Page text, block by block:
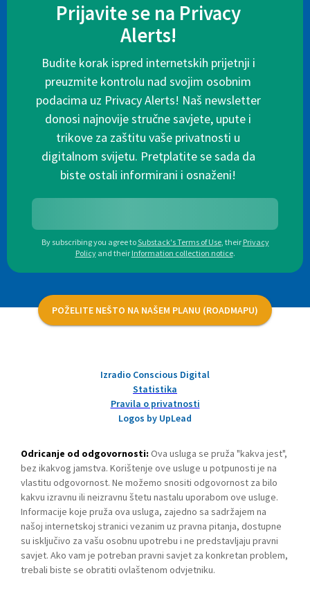
Prijavite se na Privacy
Alerts!
Budite korak ispred internetskih prijetnji i
preuzmite kontrolu nad svojim osobnim
podacima uz Privacy Alerts! Naš newsletter
donosi najnovije stručne savjete, upute i
trikove za zaštitu vaše privatnosti u
digitalnom svijetu. Pretplatite se sada da
biste ostali informirani i osnaženi!
By subscribing you agree toSubstack's Terms of Use, their Privacy
Policy and their Information collection notice.
POŽELITE NEŠTO NA NAŠEM PLANU (ROADMAPU)
Izradio Conscious Digital
Statistika
Pravila o privatnosti
Logos by UpLead
Odricanje od odgovornosti: Ova usluga se pruža "kakva jest",
bez ikakvog jamstva. Korištenje ove usluge u potpunosti je na
vlastitu odgovornost. Ne možemo snositi odgovornost za bilo
kakvu izravnu ili neizravnu štetu nastalu uporabom ove usluge.
Informacije koje pruža ova usluga, zajedno sa sadržajem na
našoj internetskoj stranici vezanim uz pravna pitanja, dostupne
su isključivo za vašu osobnu upotrebu i ne predstavljaju pravni
savjet. Ako vam je potreban pravni savjet za konkretan problem,
trebali biste se obratiti ovlaštenom odvjetniku.